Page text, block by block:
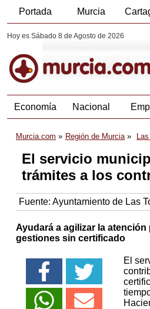
Portada Murcia
Hoy es Sábado 8 de Agosto de 2026
Economía Nacional
Murcia.com Región de Murcia
El servicio
trámites a los
Fuente: Ayuntamiento de Las
Ayudará a agilizar la
gestiones sin certificado
El